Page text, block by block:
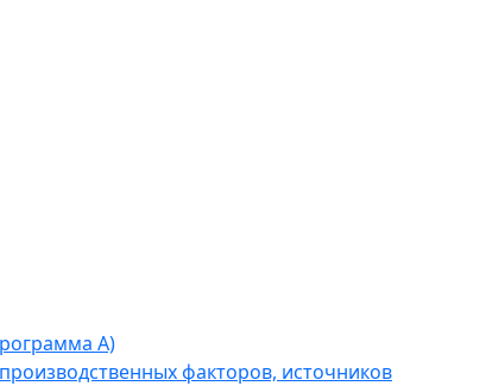
А)
факторов, источников